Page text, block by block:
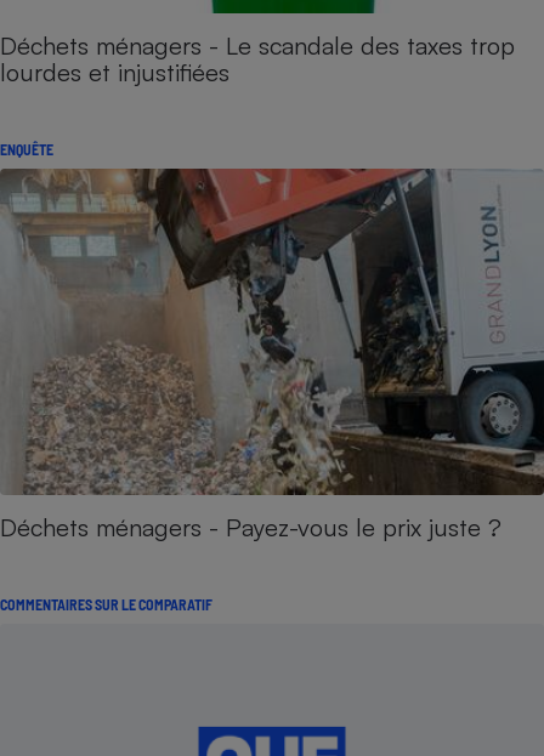
Déchets ménagers - Le scandale des taxes trop
lourdes et injustifiées
ENQUÊTE
Déchets ménagers - Payez-vous le prix juste ?
COMMENTAIRES SUR LE COMPARATIF